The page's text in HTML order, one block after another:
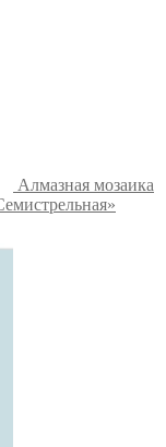
Алмазная мозаика